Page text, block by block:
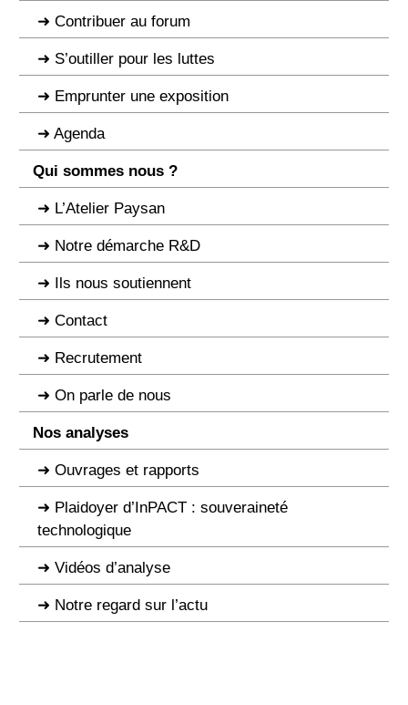
Contribuer au forum
S’outiller pour les luttes
Emprunter une exposition
Agenda
Qui sommes nous ?
L’Atelier Paysan
Notre démarche R&D
Ils nous soutiennent
Contact
Recrutement
On parle de nous
Nos analyses
Ouvrages et rapports
Plaidoyer d’InPACT : souveraineté
technologique
Vidéos d’analyse
Notre regard sur l’actu